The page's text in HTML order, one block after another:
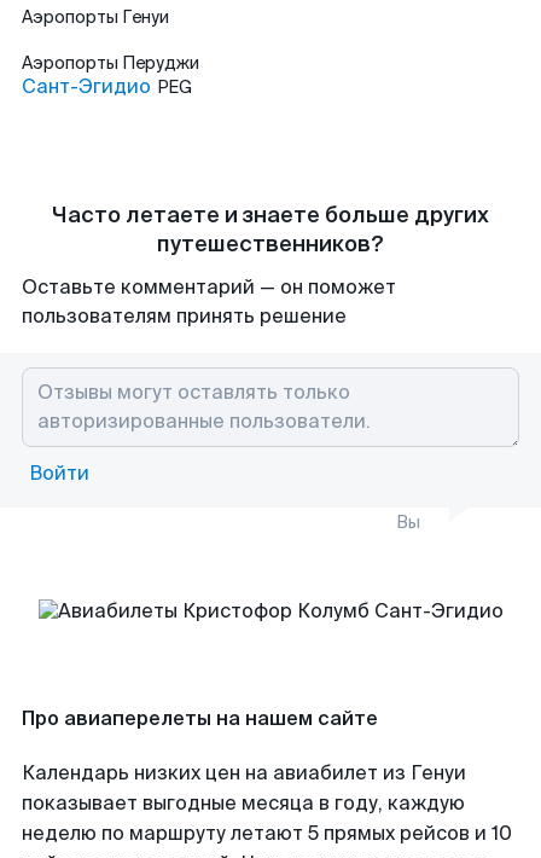
Аэропорты Генуи
Аэропорты Перуджи
Сант-Эгидио PEG
Часто летаете и знаете больше других
путешественников?
Оставьте комментарий — он поможет
пользователям принять решение
Войти
Вы
Про авиаперелеты на нашем сайте
Календарь низких цен на авиабилет из Генуи
показывает выгодные месяца в году, каждую
неделю по маршруту летают 5 прямых рейсов и 10